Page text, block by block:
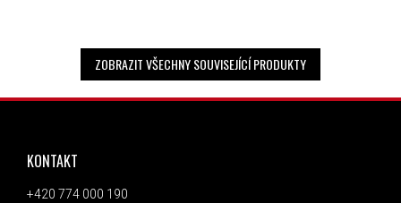
ZOBRAZIT VŠECHNY SOUVISEJÍCÍ PRODUKTY
ZÁPATÍ
KONTAKT
+420 774 000 190